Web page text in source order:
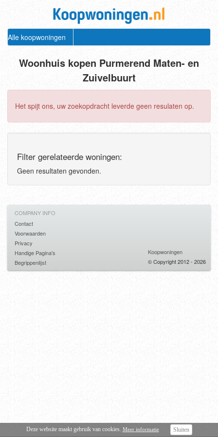
Alle koopwoningen
Woonhuis kopen Purmerend Maten- en
Zuivelbuurt
Het spijt ons, uw zoekopdracht leverde geen resulaten op.
Filter gerelateerde woningen:
Geen resultaten gevonden.
Deze website maakt gebruik van cookies. Meer informatie Sluiten
COMPANY INFO
Contact
Voorwaarden
Privacy
Handige Pagina's
Begrippenlijst
Koopwoningen
© Copyright 2012 - 2026